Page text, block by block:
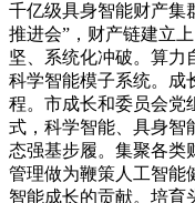
千亿级具身智能财产集
推进会”，财产链建立
坚、系统化冲破。算力
科学智能模子系统。成
程。市成长和委员会党
式，科学智能、具身智
态强基步履。集聚各类
管理做为鞭策人工智能
智能成长的贡献。培育